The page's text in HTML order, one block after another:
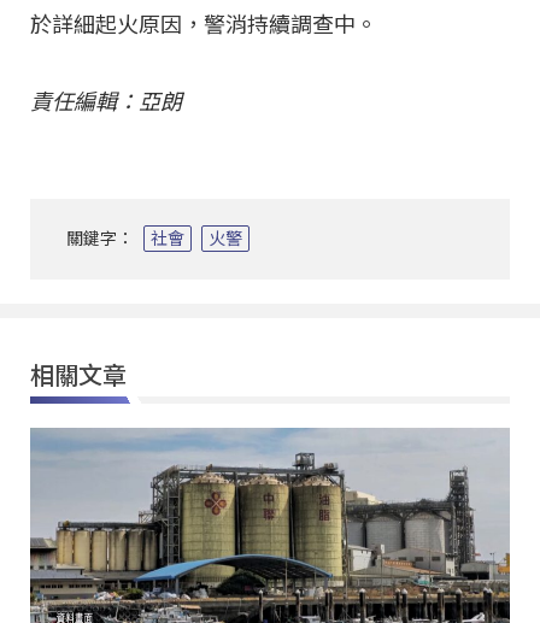
於詳細起火原因，警消持續調查中。
責任編輯：亞朗
關鍵字： 社會 火警
相關文章